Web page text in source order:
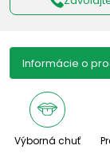
Informácie o
Výborná chuť